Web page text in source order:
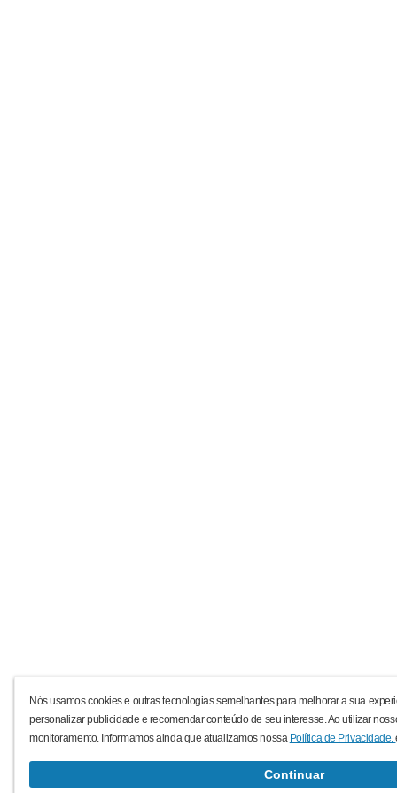
Nós usamos cookies e outras tecnologias semelhantes para melhorar a sua
personalizar publicidade e recomendar conteúdo de seu interesse. Ao utilizar
monitoramento. Informamos ainda que atualizamos nossa Política de Privacidade.
Continuar